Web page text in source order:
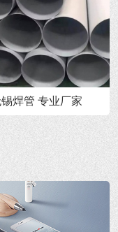
焊管 专业厂家